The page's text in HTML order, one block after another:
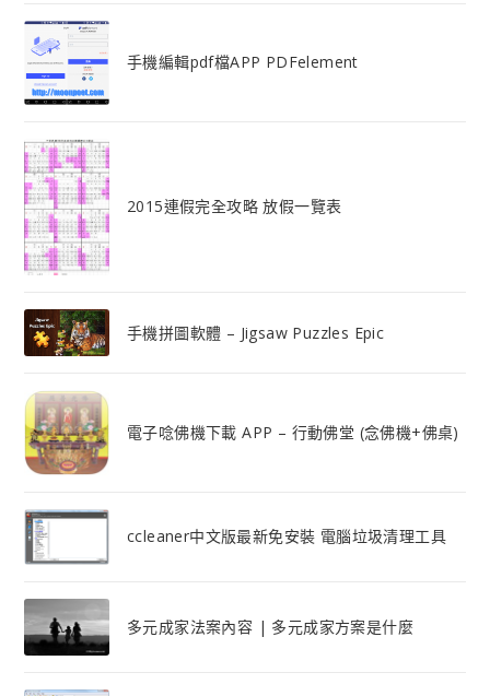
手機編輯pdf檔APP PDFelement
2015連假完全攻略 放假一覽表
手機拼圖軟體 – Jigsaw Puzzles Epic
電子唸佛機下載 APP – 行動佛堂 (念佛機+佛桌)
ccleaner中文版最新免安裝 電腦垃圾清理工具
多元成家法案內容 | 多元成家方案是什麼